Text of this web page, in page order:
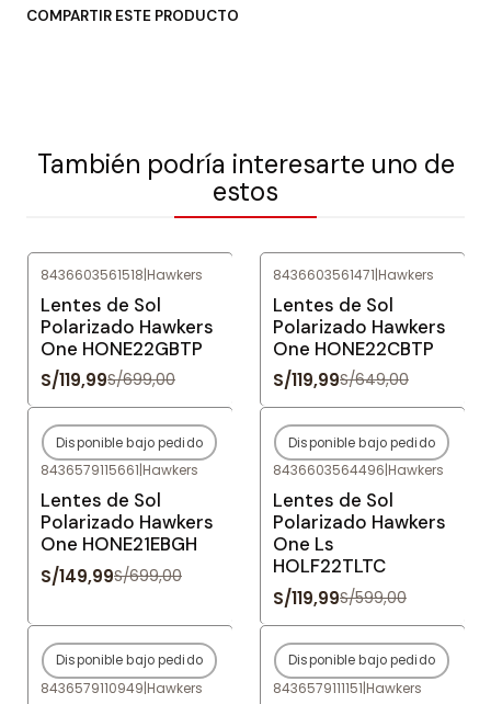
COMPARTIR ESTE PRODUCTO
También podría interesarte uno de
estos
8436603561518|Hawkers
Lentes de Sol
Polarizado Hawkers
One HONE22GBTP
S/119,99S/699,00
8436603561471|Hawkers
Lentes de Sol
Polarizado Hawkers
One HONE22CBTP
S/119,99S/649,00
-79%OFF
Agotado
Disponible bajo pedido
8436579115661|Hawkers
Lentes de Sol
Polarizado Hawkers
One HONE21EBGH
S/149,99S/699,00
-80%OFF
Agotado
Disponible bajo pedido
8436603564496|Hawkers
Lentes de Sol
Polarizado Hawkers
One Ls
HOLF22TLTC
S/119,99S/599,00
-78%OFF
Agotado
Disponible bajo pedido
8436579110949|Hawkers
-80%OFF
Agotado
Disponible bajo pedido
8436579111151|Hawkers